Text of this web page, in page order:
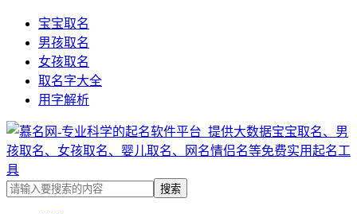
宝宝取名
男孩取名
女孩取名
取名字大全
用字解析